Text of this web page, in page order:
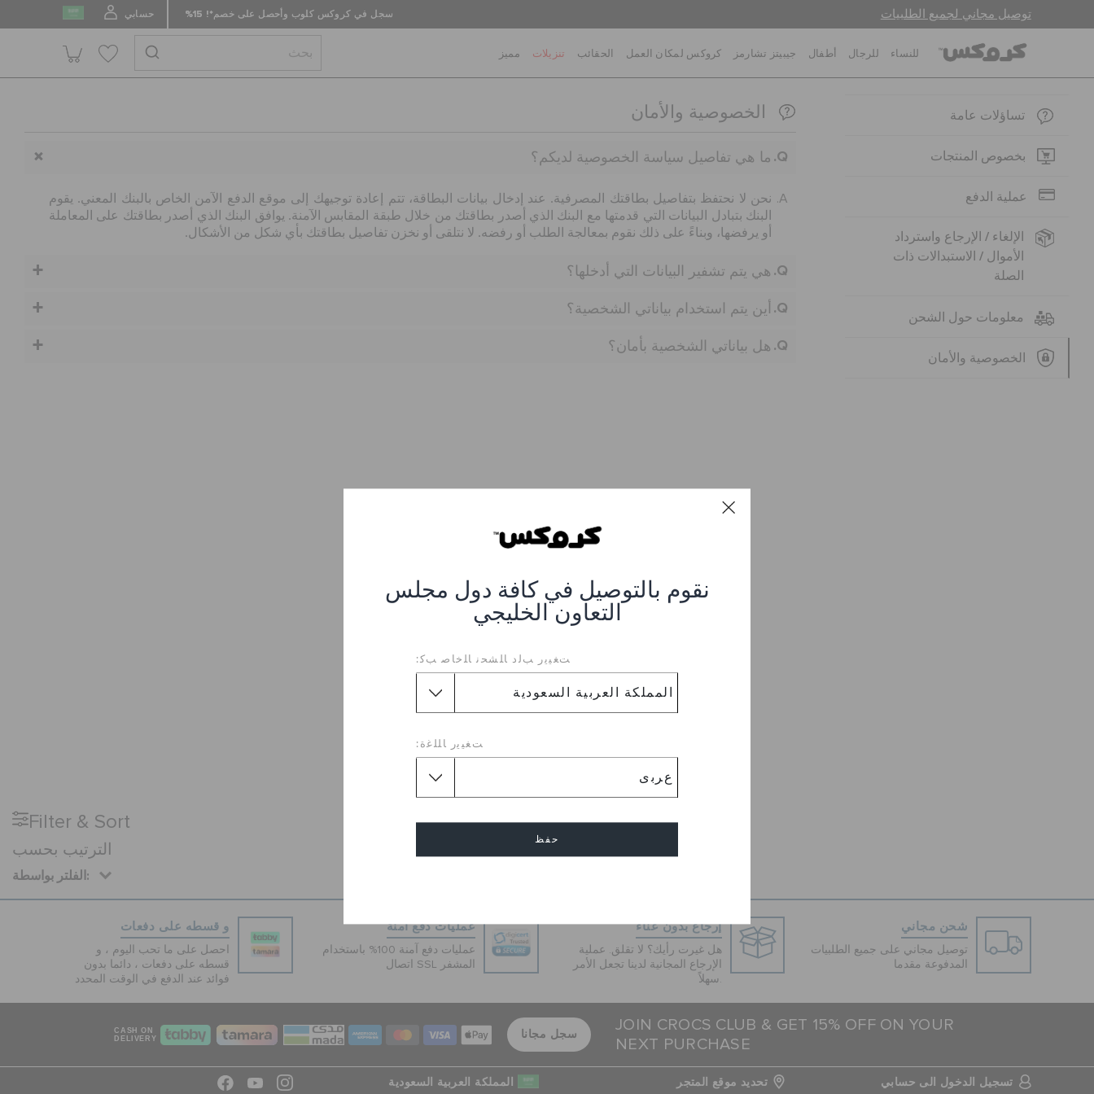
توصيل مجاني لجميع الطلبيات سجل في كروكس كلوب وأحصل على خصم*! 15% حسابي
نقوم بالتوصيل في كافة دول مجلس
التعاون الخليجي
ﺖﻐﻴﻳﺭ ﺐﻟﺩ ﺎﻠﺸﺤﻧ ﺎﻠﺧﺎﺻ ﺐﻛ:
ﺖﻐﻴﻳﺭ ﺎﻠﻠﻏﺓ:
حفظ
للنساء للرجال أطفال جيبيتز تشارمز كروكس لمكان العمل الحقائب تنزيلات مميز
تساؤلات عامة
بخصوص المنتجات
عملية الدفع
الإلغاء / الإرجاع واسترداد
الأموال / الاستبدالات ذات
الصلة
معلومات حول الشحن
الخصوصية والأمان
الخصوصية والأمان
ما هي تفاصيل سياسة الخصوصية لديكم؟
نحن لا نحتفظ بتفاصيل بطاقتك المصرفية. عند إدخال بيانات البطاقة، تتم إعادة توجيهك إلى موقع الدفع الآمن الخاص بالبنك المعني. يقوم
البنك بتبادل البيانات التي قدمتها مع البنك الذي أصدر بطاقتك من خلال طبقة المقابس الآمنة. يوافق البنك الذي أصدر بطاقتك على المعاملة
أو يرفضها، وبناءً على ذلك نقوم بمعالجة الطلب أو رفضه. لا نتلقى أو نخزن تفاصيل بطاقتك بأي شكل من الأشكال.
هي يتم تشفير البيانات التي أدخلها؟
أين يتم استخدام بياناتي الشخصية؟
هل بياناتي الشخصية بأمان؟
Filter & Sort
الترتيب بحسب
الفلتر بواسطة:
شحن مجاني
توصيل مجاني على جميع الطلبيات
المدفوعة مقدما
إرجاع بدون عناء
هل غيرت رأيك؟ لا تقلق. عملية
الإرجاع المجانية لدينا تجعل الأمر
سهلاً.
عمليات دفع آمنة
عمليات دفع آمنة 100% باستخدام
اتصال SSL المشفر
و قسطه على دفعات
احصل على ما تحب اليوم ، و
قسطه على دفعات ، دائما بدون
فوائد عند الدفع في الوقت المحدد
JOIN CROCS CLUB & GET 15% OFF ON YOUR
NEXT PURCHASE
سجل مجانا
CASH ON
DELIVERY
تسجيل الدخول الى حسابي تحديد موقع المتجر المملكة العربية السعودية